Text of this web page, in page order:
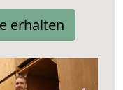
erhalten